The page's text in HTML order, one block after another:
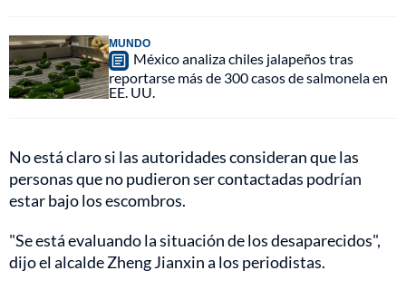
MUNDO
México analiza chiles jalapeños tras
reportarse más de 300 casos de salmonela en
EE. UU.
No está claro si las autoridades consideran que las
personas que no pudieron ser contactadas podrían
estar bajo los escombros.
"Se está evaluando la situación de los desaparecidos",
dijo el alcalde Zheng Jianxin a los periodistas.